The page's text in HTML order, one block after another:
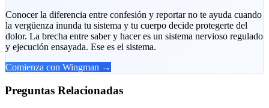
Conocer la diferencia entre confesión y reportar no te ayuda cuando
la vergüenza inunda tu sistema y tu cuerpo decide protegerte del
dolor. La brecha entre saber y hacer es un sistema nervioso regulado
y ejecución ensayada. Ese es el sistema.
Comienza con Wingman →
Preguntas Relacionadas